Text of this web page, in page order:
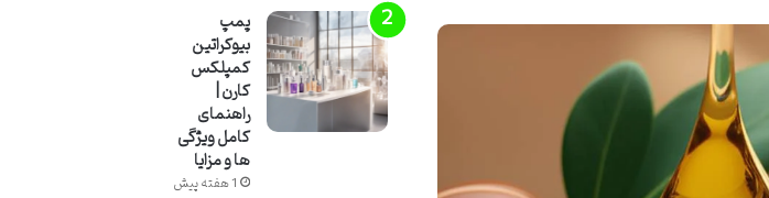
پمپ
بیوکراتین
کمپلکس
کارن |
راهنمای
کامل ویژگی
ها و مزایا
1 هفته پیش